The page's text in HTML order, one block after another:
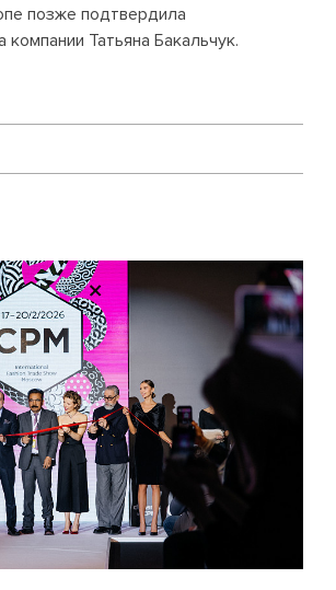
позже подтвердила
компании Татьяна Бакальчук.